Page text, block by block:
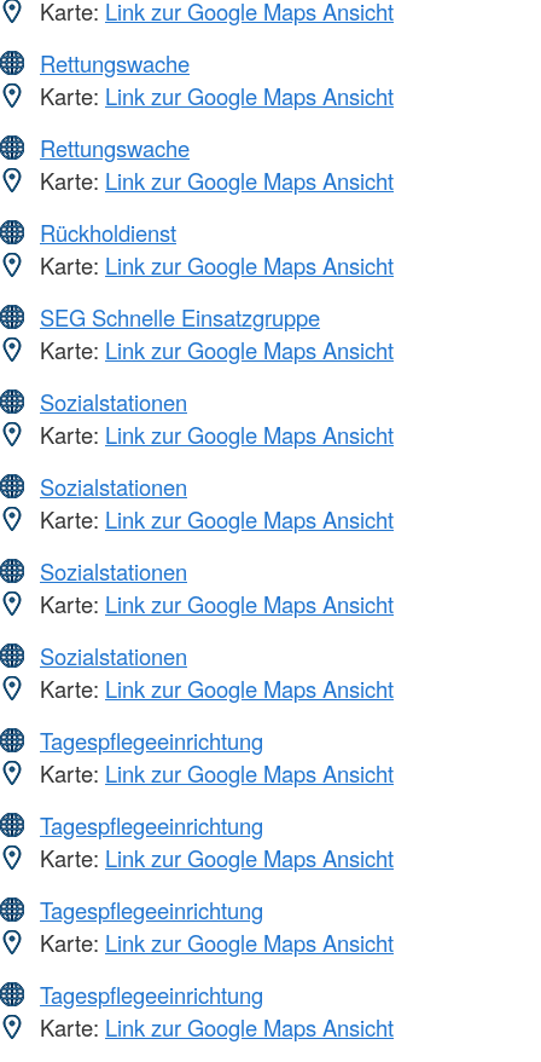
Karte: Link zur Google Maps Ansicht
Rettungswache
Karte: Link zur Google Maps Ansicht
Rettungswache
Karte: Link zur Google Maps Ansicht
Rückholdienst
Karte: Link zur Google Maps Ansicht
SEG Schnelle Einsatzgruppe
Karte: Link zur Google Maps Ansicht
Sozialstationen
Karte: Link zur Google Maps Ansicht
Sozialstationen
Karte: Link zur Google Maps Ansicht
Sozialstationen
Karte: Link zur Google Maps Ansicht
Sozialstationen
Karte: Link zur Google Maps Ansicht
Tagespflegeeinrichtung
Karte: Link zur Google Maps Ansicht
Tagespflegeeinrichtung
Karte: Link zur Google Maps Ansicht
Tagespflegeeinrichtung
Karte: Link zur Google Maps Ansicht
Tagespflegeeinrichtung
Karte: Link zur Google Maps Ansicht